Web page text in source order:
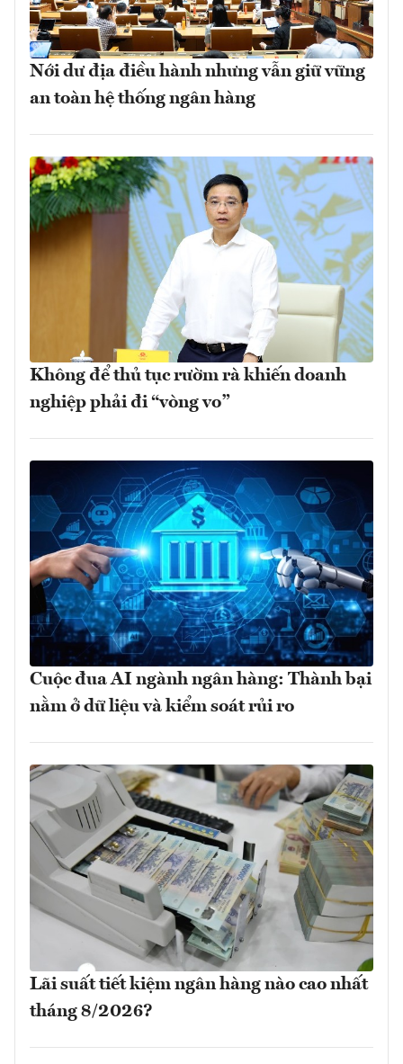
Nới dư địa điều hành nhưng vẫn giữ vững
an toàn hệ thống ngân hàng
Không để thủ tục rườm rà khiến doanh
nghiệp phải đi “vòng vo”
Cuộc đua AI ngành ngân hàng: Thành bại
nằm ở dữ liệu và kiểm soát rủi ro
Lãi suất tiết kiệm ngân hàng nào cao nhất
tháng 8/2026?